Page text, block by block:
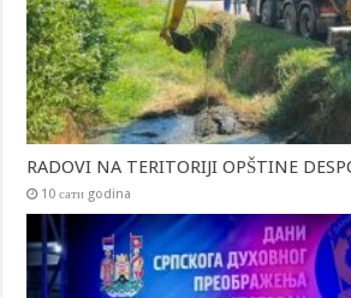
RADOVI NA TERITORIJI OPŠTINE
10 сати godina